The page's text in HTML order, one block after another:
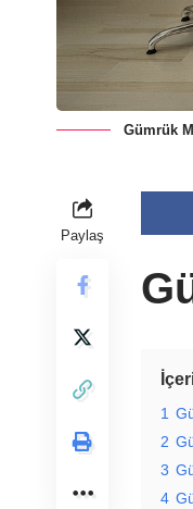
Gümrük
Paylaş
1
2
3
4